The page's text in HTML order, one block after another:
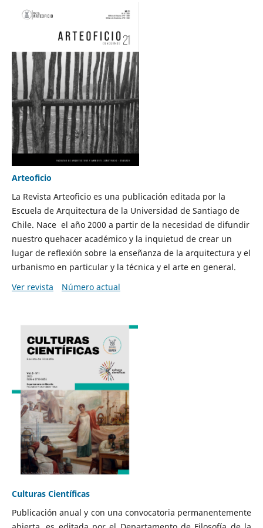
Arteoficio
La Revista Arteoficio es una publicación editada por la
Escuela de Arquitectura de la Universidad de Santiago de
Chile. Nace el año 2000 a partir de la necesidad de difundir
nuestro quehacer académico y la inquietud de crear un
lugar de reflexión sobre la enseñanza de la arquitectura y el
urbanismo en particular y la técnica y el arte en general.
Ver revista
Número actual
Culturas Científicas
Publicación anual y con una convocatoria permanentemente